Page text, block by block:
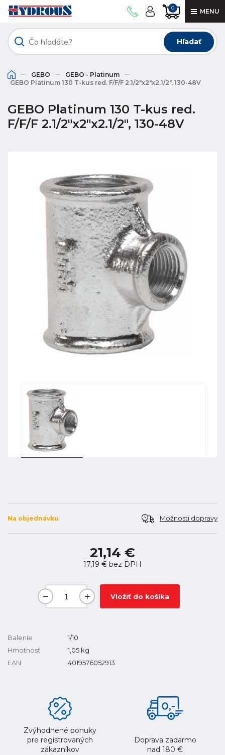
0 MENU
Hľadať
GEBO
GEBO - Platinum
GEBO Platinum 130 T-kus red. F/F/F 2.1/2"x2"x2.1/2", 130-48V
GEBO Platinum 130 T-kus red.
F/F/F 2.1/2"x2"x2.1/2", 130-48V
Na objednávku Možnosti dopravy
21,14 €
17,19 € bez DPH
Vložiť do košíka
Balenie
1/10
Hmotnosť
1,05 kg
EAN
4019576052913
Zvýhodnené ponuky
pre registrovaných
zákazníkov
Doprava zadarmo
nad 180 €